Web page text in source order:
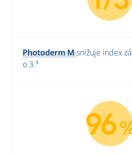
Photoderm Msnižuje index
o3.4